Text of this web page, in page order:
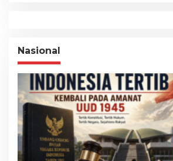
Nasional